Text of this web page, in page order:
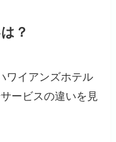
？
ワイアンズホテル
ービスの違いを見